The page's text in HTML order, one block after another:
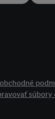
súbory